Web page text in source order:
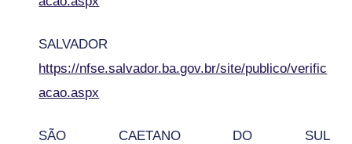
SALVADOR
https://nfse.salvador.ba.gov.br/site/publico/verific
acao.aspx
SÃO CAETANO DO SUL